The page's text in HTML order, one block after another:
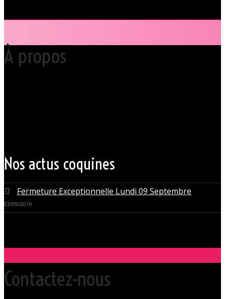
À propos
Nos actus coquines
Fermeture Exceptionnelle Lundi 09 Septembre
03/09/2019
Contactez-nous